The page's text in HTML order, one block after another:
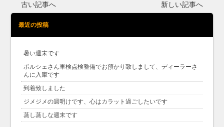
古い記事へ 新しい記事へ
最近の投稿
暑い週末です
ポルシェさん車検点検整備でお預かり致しまして、ディーラーさ
んに入庫です
到着致しました
ジメジメの週明けです、心はカラット過ごしたいです
蒸し蒸しな週末です